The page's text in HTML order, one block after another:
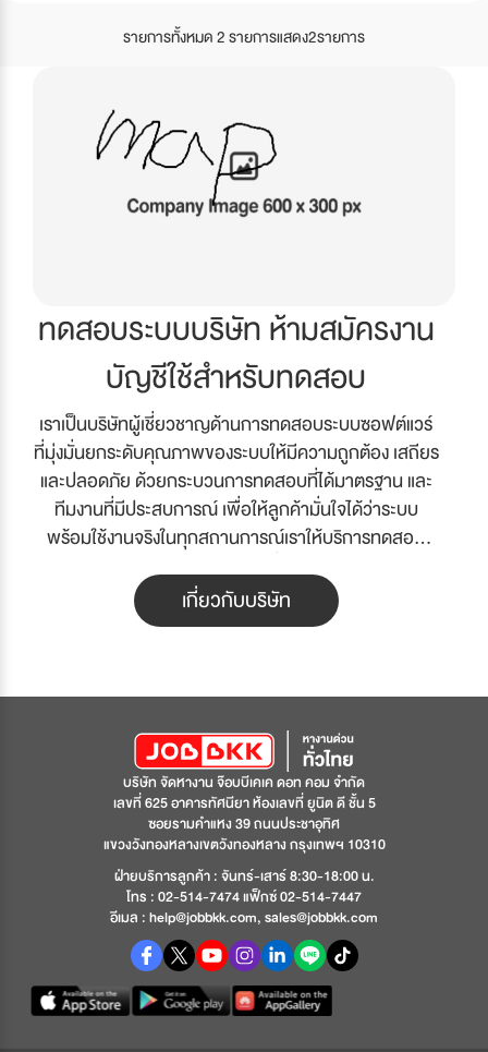
รายการทั้งหมด 2 รายการแสดง2รายการ
ทดสอบระบบบริษัท ห้ามสมัครงาน
บัญชีใช้สำหรับทดสอบ
เราเป็นบริษัทผู้เชี่ยวชาญด้านการทดสอบระบบซอฟต์แวร์
ที่มุ่งมั่นยกระดับคุณภาพของระบบให้มีความถูกต้อง เสถียร
และปลอดภัย ด้วยกระบวนการทดสอบที่ได้มาตรฐาน และ
ทีมงานที่มีประสบการณ์ เพื่อให้ลูกค้ามั่นใจได้ว่าระบบ
พร้อมใช้งานจริงในทุกสถานการณ์เราให้บริการทดสอบ
ทำงานได้อย่างถูกต้อง เสถียร และตรงตามความต้องการ
ทางธุรกิจ ก่อนส่งมอบสู่ผู้ใช้งานจริงเราเชี่ยวชาญด้านการ
เสี่ยงของข้อผิดพลาด และเพิ่มความมั่นใจให้กับทุกโปรเจ
กต์
เกี่ยวกับบริษัท
บริษัท จัดหางาน จ๊อบบีเคเค ดอท คอม จำกัด
เลขที่ 625 อาคารทัศนียา ห้องเลขที่ ยูนิต ดี ชั้น 5
ซอยรามคำแหง 39 ถนนประชาอุทิศ
แขวงวังทองหลางเขตวังทองหลาง กรุงเทพฯ 10310
ฝ่ายบริการลูกค้า : จันทร์-เสาร์ 8:30-18:00 น.
โทร : 02-514-7474 แฟ็กซ์ 02-514-7447
อีเมล : help@jobbkk.com, sales@jobbkk.com